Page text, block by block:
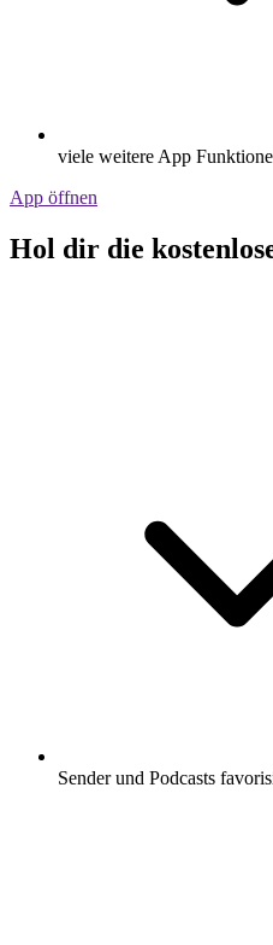
viele weitere App
App öffnen
Hol dir die
Sender und Podcasts